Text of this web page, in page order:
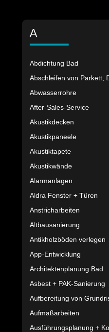
A
Abdichtung Bad
Abschleifen von Parkett,
Abwasserrohre
After-Sales-Service
Akustikdecken
Akustikpaneele
Akustiktapete
Akustikwände
Alarmanlagen
Aldra Fenster + Türen
Anstricharbeiten
Altbausanierung
Antikholzböden verlegen
App-Entwicklung
Architektenplanung Bad
Asbest + PAK-Sanierung
Aufbereitung von
Aufmaßarbeiten
Ausführungsplanung +